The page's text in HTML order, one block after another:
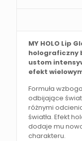
MY HOLO Lip
holograficzny
ustom
efekt
Formuła
odbijające
różnymi
światła. Efekt
dodaje mu
charakteru.